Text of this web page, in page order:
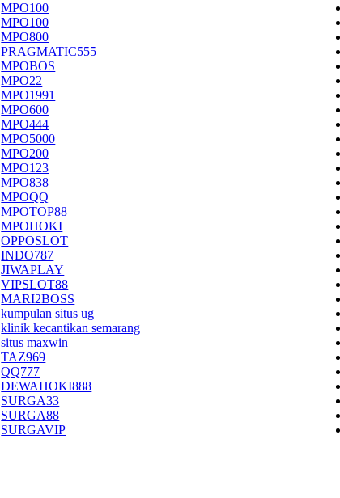
MPO100
MPO100
MPO800
PRAGMATIC555
MPOBOS
MPO22
MPO1991
MPO600
MPO444
MPO5000
MPO200
MPO123
MPO838
MPOQQ
MPOTOP88
MPOHOKI
OPPOSLOT
INDO787
JIWAPLAY
VIPSLOT88
MARI2BOSS
kumpulan situs ug
klinik kecantikan semarang
situs maxwin
TAZ969
QQ777
DEWAHOKI888
SURGA33
SURGA88
SURGAVIP